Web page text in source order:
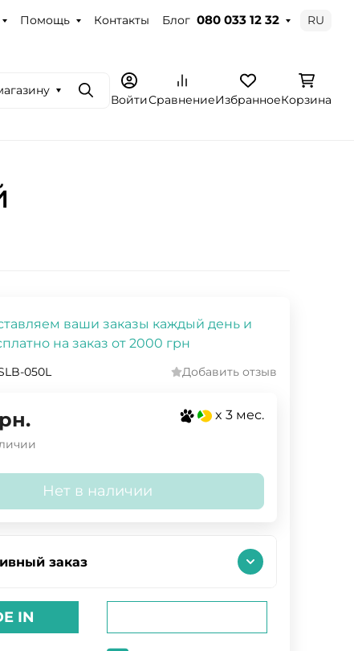
Помощь Контакты Блог 080 033 12 32 RU
ПоискВойтиСравнениеИзбранноеКорзина
ваши заказы каждый день и
на заказ от 2000 грн
050L Добавить отзыв
x 3 мес.
Нет в наличии
заказ
IN